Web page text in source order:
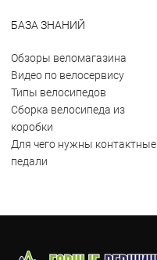
БАЗА ЗНАНИЙ
Обзоры веломагазина
Видео по велосервису
Типы велосипедов
Сборка велосипеда из
коробки
Для чего нужны контактные
педали